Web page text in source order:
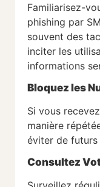
Familiarisez-
phishing par
souvent des
inciter les
informations
Bloquez les
Si vous
manière
éviter de
Consultez